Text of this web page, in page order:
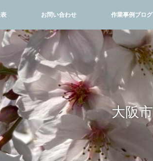
お問い合わせ 作業事例ブログ
大阪市